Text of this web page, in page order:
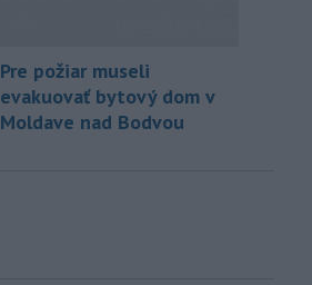
Pre požiar museli
evakuovať bytový dom v
Moldave nad Bodvou